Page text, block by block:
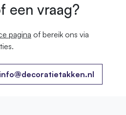
een vraag?
pagina of bereik ons ​​via
info@decoratietakken.nl